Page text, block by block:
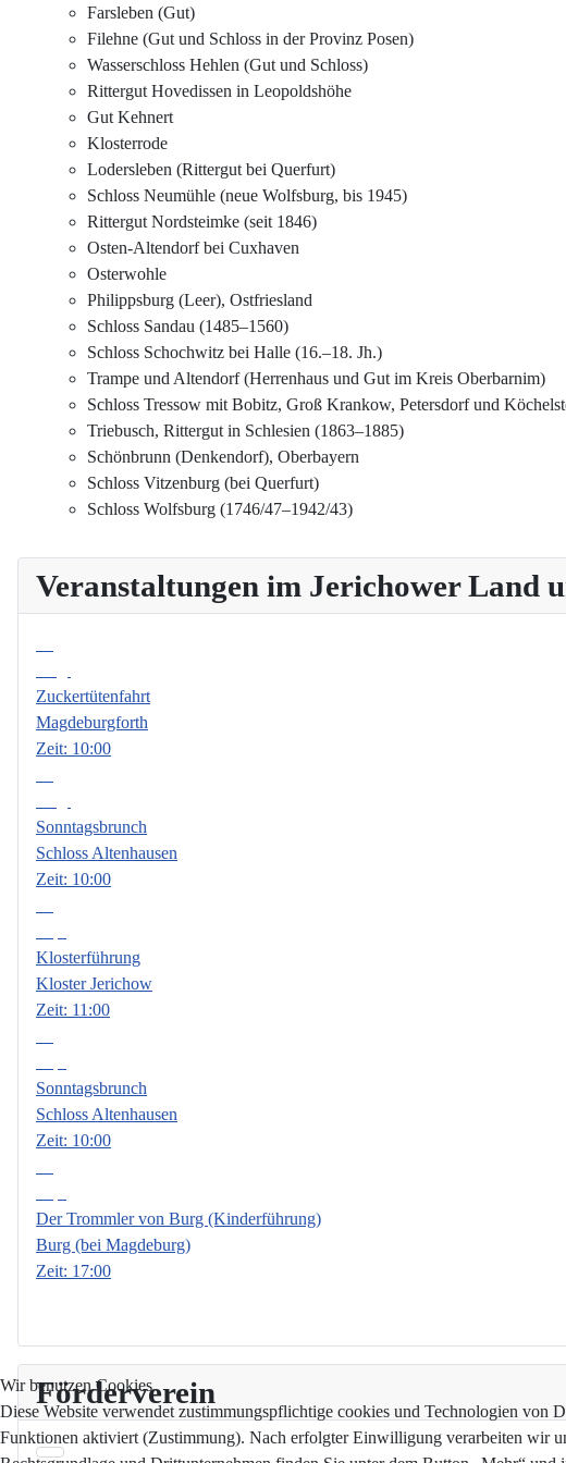
Veranstaltungen im Jerichower Land
Zuckertütenfahrt
Magdeburgforth
Zeit: 10:00
Sonntagsbrunch
Schloss Altenhausen
Zeit: 10:00
Klosterführung
Kloster Jerichow
Zeit: 11:00
Sonntagsbrunch
Schloss Altenhausen
Zeit: 10:00
Der Trommler von Burg (Kinderführung)
Burg (bei Magdeburg)
Zeit: 17:00
Förderverein
Farsleben (Gut)
Filehne (Gut und Schloss in der Provinz Posen)
Wasserschloss Hehlen (Gut und Schloss)
Rittergut Hovedissen in Leopoldshöhe
Gut Kehnert
Klosterrode
Lodersleben (Rittergut bei Querfurt)
Schloss Neumühle (neue Wolfsburg, bis 1945)
Rittergut Nordsteimke (seit 1846)
Osten-Altendorf bei Cuxhaven
Osterwohle
Philippsburg (Leer), Ostfriesland
Schloss Sandau (1485–1560)
Schloss Schochwitz bei Halle (16.–18. Jh.)
Trampe und Altendorf (Herrenhaus und Gut im Kreis Oberbarnim)
Schloss Tressow mit Bobitz, Groß Krankow, Petersdorf und
Triebusch, Rittergut in Schlesien (1863–1885)
Schönbrunn (Denkendorf), Oberbayern
Schloss Vitzenburg (bei Querfurt)
Schloss Wolfsburg (1746/47–1942/43)
Wir benutzen Cookies
Diese Website verwendet zustimmungspflichtige cookies und Technologien von
Funktionen aktiviert (Zustimmung). Nach erfolgter Einwilligung verarbeiten wir